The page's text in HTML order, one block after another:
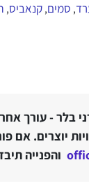
, סמים,קנאביס,
עורך אחראי 052-
יוצרים. אם
והפנייה